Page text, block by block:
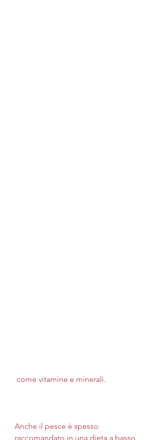
come vitamine e minerali.
Anche il pesce è spesso
raccomandato in una dieta a basso